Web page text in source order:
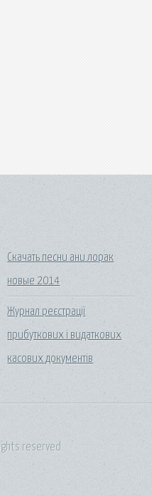
Скачать песни ани лорак
новые 2014
Журнал реєстрації
прибуткових і видаткових
касових документів
reserved.